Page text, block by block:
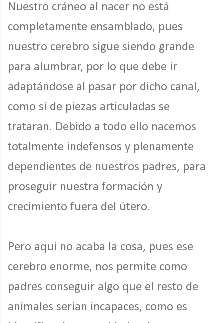
Nuestro cráneo al nacer no está
completamente ensamblado, pues
nuestro cerebro sigue siendo grande
para alumbrar, por lo que debe ir
adaptándose al pasar por dicho canal,
como si de piezas articuladas se
trataran. Debido a todo ello nacemos
totalmente indefensos y plenamente
dependientes de nuestros padres, para
proseguir nuestra formación y
crecimiento fuera del útero.
Pero aquí no acaba la cosa, pues ese
cerebro enorme, nos permite como
padres conseguir algo que el resto de
animales serían incapaces, como es